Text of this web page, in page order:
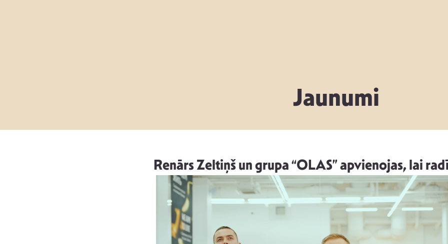
Jaunumi
Renārs Zeltiņš un grupa “OLAS” apvienojas, lai